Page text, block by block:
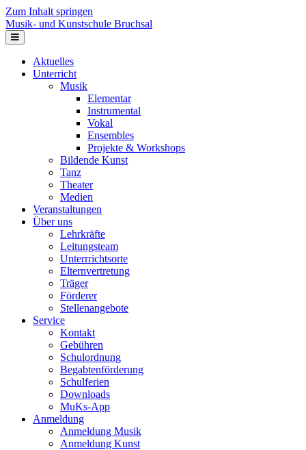
Zum Inhalt springen
Musik- und Kunstschule Bruchsal
Navigation
Aktuelles
Unterricht
Musik
Elementar
Instrumental
Vokal
Ensembles
Projekte & Workshops
Bildende Kunst
Tanz
Theater
Medien
Veranstaltungen
Über uns
Lehrkräfte
Leitungsteam
Unterrrichtsorte
Elternvertretung
Träger
Förderer
Stellenangebote
Service
Kontakt
Gebühren
Schulordnung
Begabtenförderung
Schulferien
Downloads
MuKs-App
Anmeldung
Anmeldung Musik
Anmeldung Kunst